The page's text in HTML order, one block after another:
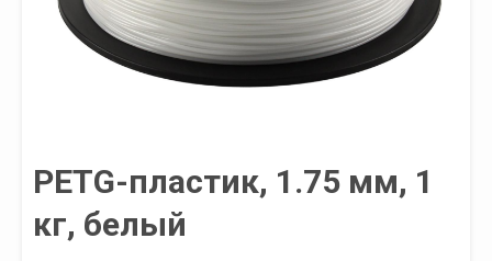
PETG-пластик, 1.75 мм, 1
кг, белый